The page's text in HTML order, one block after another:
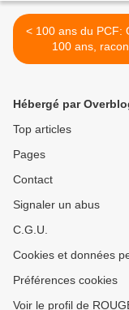
< 100 ans du PCF: Odette,
100 ans,
Hébergé par
Top articles
Pages
Contact
Signaler un abus
C.G.U.
Cookies et données
Préférences cookies
Voir le profil de